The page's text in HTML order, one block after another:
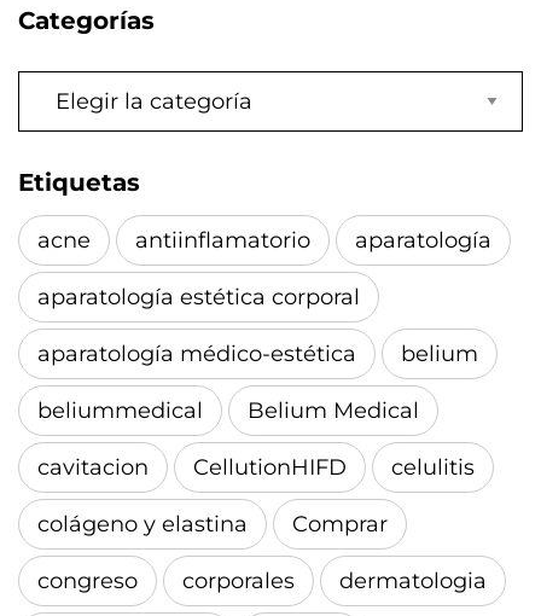
Categorías
Categorías
Etiquetas
acne antiinflamatorio aparatología
aparatología estética corporal
aparatología médico-estética belium
beliummedical Belium Medical
cavitacion CellutionHIFD celulitis
colágeno y elastina Comprar
congreso corporales dermatologia